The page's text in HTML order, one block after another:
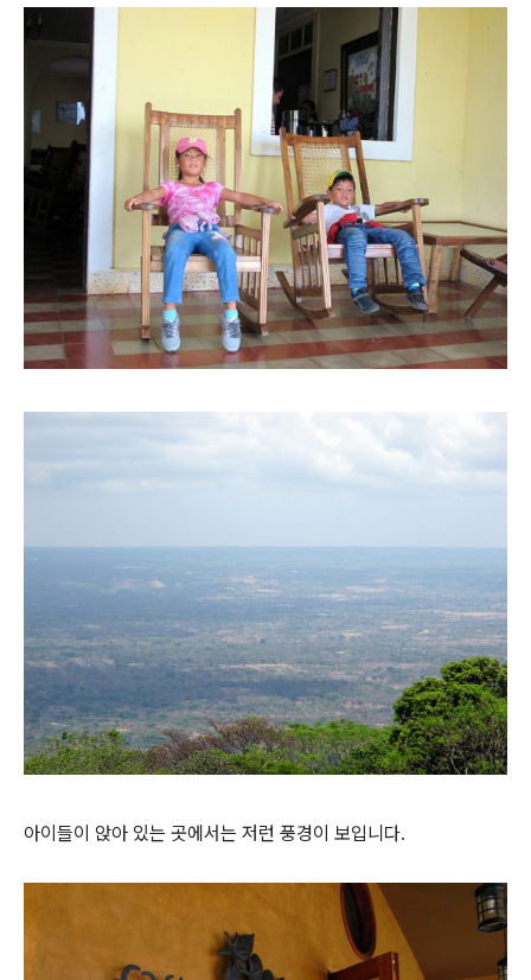
아이들이 앉아 있는 곳에서는 저런 풍경이 보입니다.